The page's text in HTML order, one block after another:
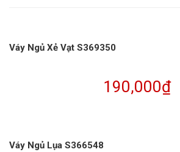
Váy Ngủ Xẻ Vạt S369350
190,000₫
Váy Ngủ Lụa S366548